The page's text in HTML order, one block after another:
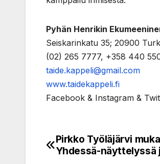
Pyhän Henrikin
Seiskarinkatu 35; 20900
(02) 265 7777, +358 440
taide.kappeli@gmail.com
www.taidekappeli.fi
Facebook & Instagram &
Post
Pirkko Työläjärvi
Yhdessä-näyttelyssä